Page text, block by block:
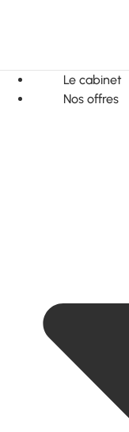
Le cabinet
Nos offres